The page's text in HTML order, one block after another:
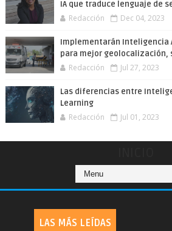
IA que traduce lenguaje de
Redacción Dec 04, 2023
Implementarán Inteligencia
para mejor geolocalización,
Redacción Jul 27, 2023
Las diferencias entre
Learning
Redacción Jul 01, 2023
LAS MÁS LEÍDAS